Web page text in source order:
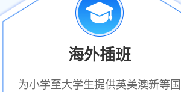
海外插班
为小学至大学生提供英美澳新等国